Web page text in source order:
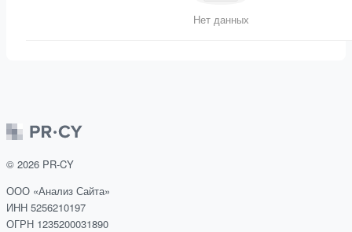
Нет данных
© 2026 PR-CY
ООО «Анализ Сайта»
ИНН 5256210197
ОГРН 1235200031890